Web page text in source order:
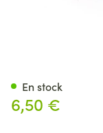
6,50 €
En stock